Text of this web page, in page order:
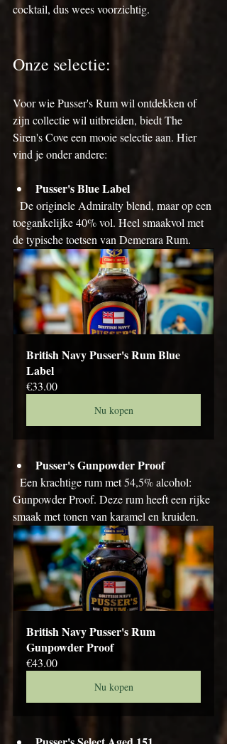
cocktail, dus wees voorzichtig.
Onze selectie:
Voor wie Pusser's Rum wil ontdekken of
zijn collectie wil uitbreiden, biedt The
Siren's Cove een mooie selectie aan. Hier
vind je onder andere:
Pusser's Blue Label
De originele Admiralty blend, maar op een
toegankelijke 40% vol. Heel smaakvol met
de typische toetsen van Demerara Rum.
British Navy Pusser's Rum Blue
Label
€33.00
Nu kopen
Pusser's Gunpowder Proof
Een krachtige rum met 54,5% alcohol:
Gunpowder Proof. Deze rum heeft een rijke
smaak met tonen van karamel en kruiden.
British Navy Pusser's Rum
Gunpowder Proof
€43.00
Nu kopen